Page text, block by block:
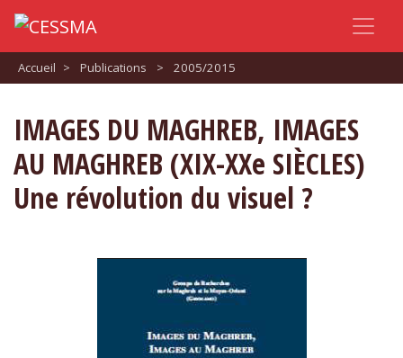
Accueil > Publications > 2005/2015
IMAGES DU MAGHREB, IMAGES
AU MAGHREB (XIX-XXe SIÈCLES)
Une révolution du visuel ?